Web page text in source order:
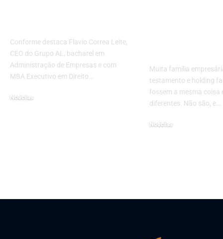
Conforme destaca Flavio Correa Leite,
CEO do Grupo AL, bacharel em
Administração de Empresas e com
MBA Executivo em Direito…
Notícias
Muita família
testamento e holding
fossem a mesma coisa
diferentes. Não são, e…
Notícias